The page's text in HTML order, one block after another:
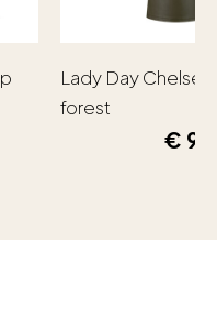
Lady Day
forest
€